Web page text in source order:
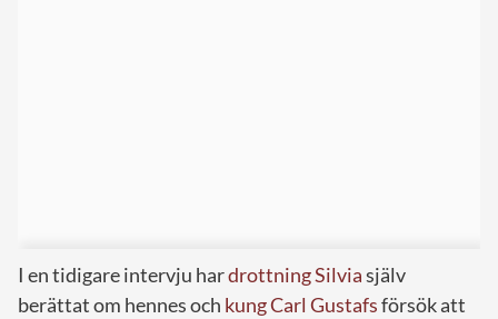
I en tidigare intervju hardrottning Silviasjälv
berättat om hennes och kung Carl Gustafsförsök att